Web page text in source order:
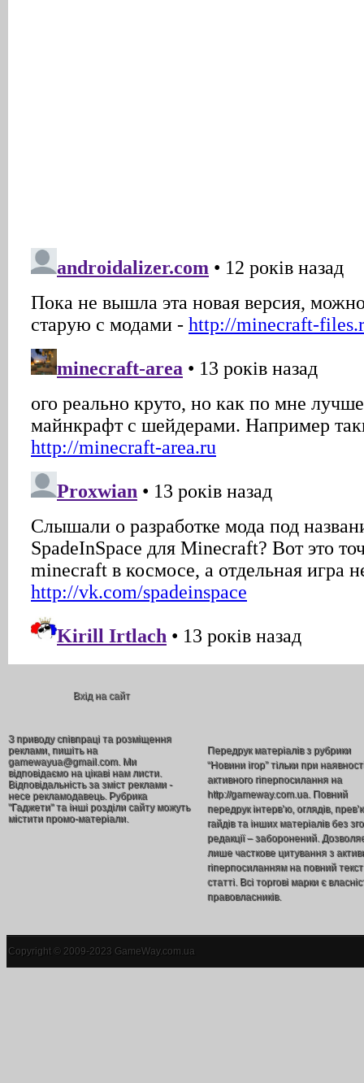
Вхід на сайт
З приводу співпраці та розміщення
реклами, пишіть на
gamewayua@gmail.com. Ми
відповідаємо на цікаві нам листи.
Відповідальність за зміст реклами -
несе рекламодавець. Рубрика
"Гаджети" та інші розділи сайту можуть
містити промо-матеріали.
Передрук матеріалів з рубрики
“Новини ігор” тільки при
активного гіперпосилання на
http://gameway.com.ua. Повний
передрук інтерв’ю, оглядів,
гайдів та інших матеріалів без
редакції – заборонений.
лише часткове цитування з
гіперпосиланням на повний текст
статті. Всі торгові марки є
правовласників.
Copyright © 2009-2023 GameWay.com.ua